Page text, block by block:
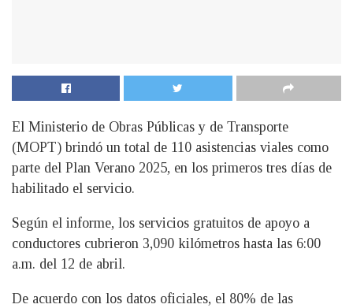
El Ministerio de Obras Públicas y de Transporte
(MOPT) brindó un total de 110 asistencias viales como
parte del Plan Verano 2025, en los primeros tres días de
habilitado el servicio.
Según el informe, los servicios gratuitos de apoyo a
conductores cubrieron 3,090 kilómetros hasta las 6:00
a.m. del 12 de abril.
De acuerdo con los datos oficiales, el 80% de las